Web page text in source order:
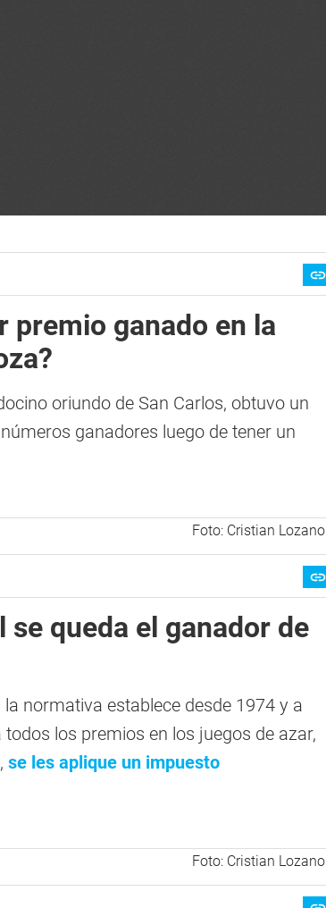
premio ganado en la
oriundo de San Carlos, obtuvo un
ganadores luego de tener un
Foto: Cristian Lozano
se queda el ganador de
normativa establece desde 1974 y a
los premios en los juegos de azar,
se les aplique un impuesto
Foto: Cristian Lozano